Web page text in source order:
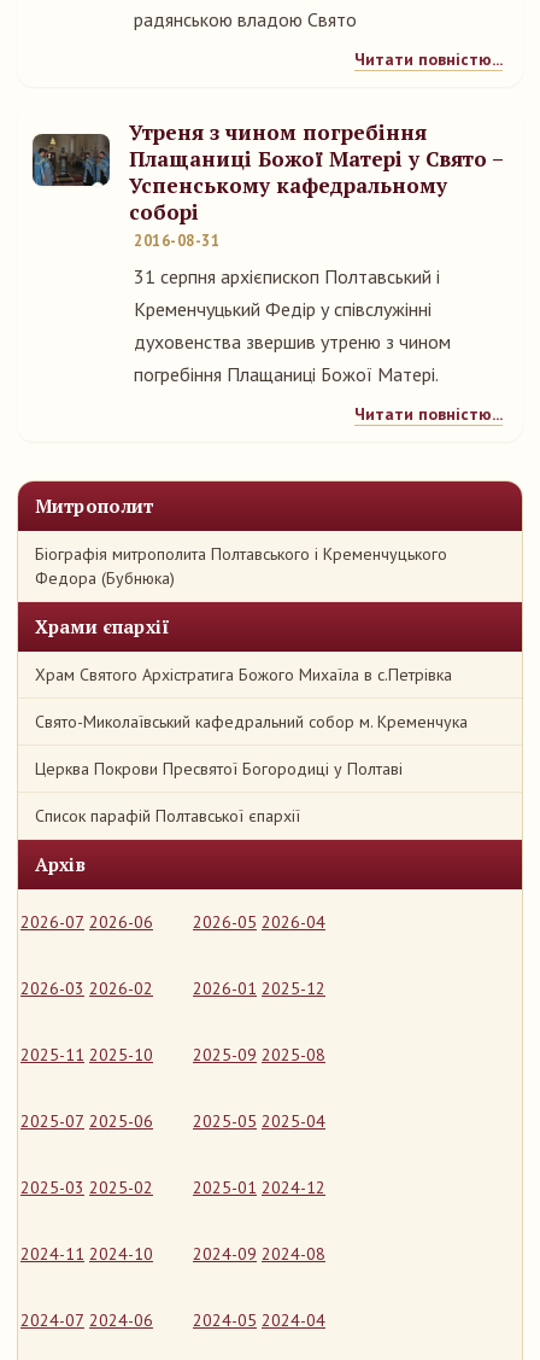
Митрополит
Біографія митрополита Полтавського і Кременчуцького
Федора (Бубнюка)
Храми єпархії
Храм Святого Архістратига Божого Михаїла в с.Петрівка
Свято-Миколаївський кафедральний собор м. Кременчука
Церква Покрови Пресвятої Богородиці у Полтаві
Список парафій Полтавської єпархії
Архів
2026-07 2026-06 2026-05 2026-04
2026-03 2026-02 2026-01 2025-12
2025-11 2025-10 2025-09 2025-08
2025-07 2025-06 2025-05 2025-04
2025-03 2025-02 2025-01 2024-12
2024-11 2024-10 2024-09 2024-08
2024-07 2024-06 2024-05 2024-04
радянською владою Свято
Читати повністю...
Утреня з чином погребіння
Плащаниці Божої Матері у Свято –
Успенському кафедральному
соборі
2016-08-31
31 серпня архієпископ Полтавський і
Кременчуцький Федір у співслужінні
духовенства звершив утреню з чином
погребіння Плащаниці Божої Матері.
Читати повністю...